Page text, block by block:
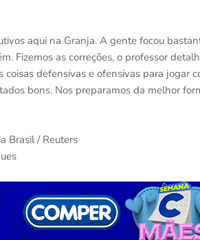
aqui na Granja. A gente focou
Fizemos as correções, o professor
defensivas e ofensivas para jogar
bons. Nos preparamos da melhor
Brasil / Reuters